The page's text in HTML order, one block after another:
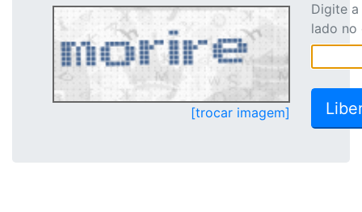
[trocar imagem]
Digite
lado no